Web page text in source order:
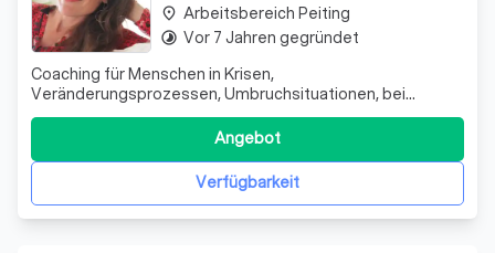
Coaching für Menschen in Krisen,
Veränderungsprozessen, Umbruchsituationen, bei
Überforderung, Ängsten, Schwierigkeiten in Beziehungen,
Trennungen, Selbstwertthemen und sonstigen
Herausforderungen.
Verfügbarkeit
Angebot
place Arbeitsbereich Peiting
timelapse Vor 7 Jahren gegründet